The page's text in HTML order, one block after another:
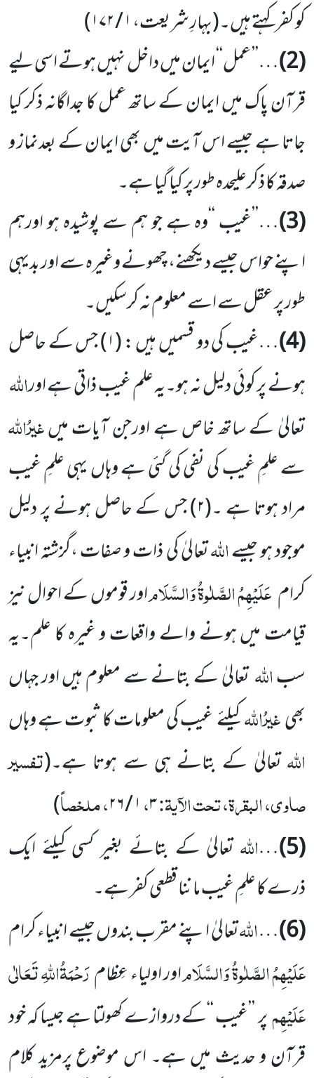
کو کفر کہتے ہیں۔(بہارِ شریعت،۱ / ۱۷۲)
(2) …’’ عمل‘‘ ایمان میں داخل نہیں ہوتے اسی لیے
قرآن پاک میں ایمان کے ساتھ عمل کا جداگانہ ذکر کیا
جاتا ہے جیسے اس آیت میں بھی ایمان کے بعدنماز و
صدقہ کا ذکرعلیحدہ طور پر کیا گیا ہے۔
(3) …’’غیب ‘‘وہ ہے جو ہم سے پوشیدہ ہو اورہم
اپنے حواس جیسے دیکھنے، چھونے وغیرہ سے اور بدیہی
طور پر عقل سے اسے معلوم نہ کرسکیں۔
(4) …غیب کی دو قسمیں ہیں : (۱) جس کے حاصل
ہونے پر کوئی دلیل نہ ہو۔یہ علم غیب ذاتی ہے اوراللہ
تعالیٰ کے ساتھ خاص ہے اورجن آیات میںغیرُاللہ
سے علمِ غیب کی نفی کی گئی ہے وہاں یہی علمِ غیب
مراد ہوتا ہے ۔(۲) جس کے حاصل ہونے پر دلیل
موجود ہو جیسےاللہتعالیٰ کی ذات و صفات ،گزشتہ انبیاء
کرامعَلَیْہِمُ الصَّلٰوۃُ وَالسَّلَاماور قوموں کے احوال نیز
قیامت میں ہونے والے واقعات و غیرہ کا علم۔یہ
سباللہتعالیٰ کے بتانے سے معلوم ہیں اور جہاں
بھیغیرُاللہکیلئے غیب کی معلومات کا ثبوت ہے وہاں
اللہتعالیٰ کے بتانے ہی سے ہوتا ہے۔(تفسیر
صاوی، البقرۃ، تحت الآیۃ:۳،۱ / ۲۶ ، ملخصاً)
(5)
…اللہتعالیٰ کے بتائے بغیر کسی کیلئے ایک
ذرے کا علمِ غیب ماننا قطعی کفر ہے۔
(6)
…اللہتعالیٰ اپنے مقرب بندوں جیسے انبیاء کرام
عَلَیْہِمُ الصَّلٰوۃُ وَالسَّلَاماور اولیاء عِظامرَحْمَۃُاللہِ تَعَالٰی
عَلَیْہِمپر ’’غیب ‘‘کے دروازے کھولتا ہے جیسا کہ خود
قرآن و حدیث میں ہے۔ اس موضوع پرمزید کلام